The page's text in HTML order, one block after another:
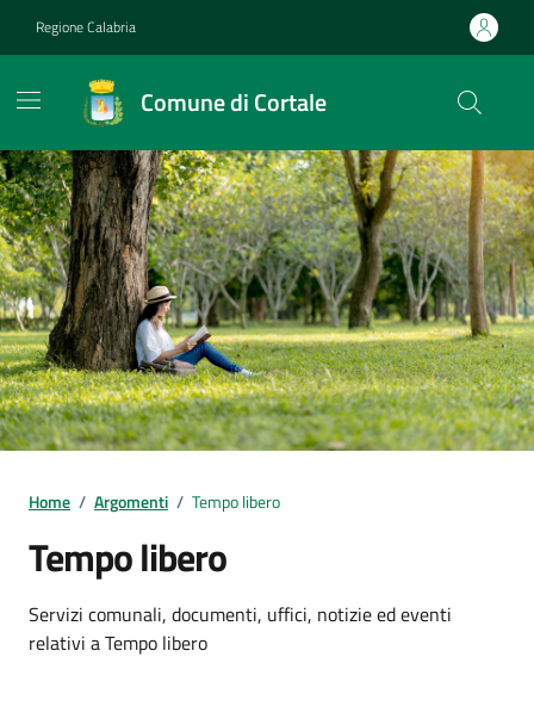
Regione Calabria
Comune di Cortale
Home / Argomenti / Tempo libero
Tempo libero
Dettagli dell'argomento
Servizi comunali, documenti, uffici, notizie ed eventi
relativi a Tempo libero